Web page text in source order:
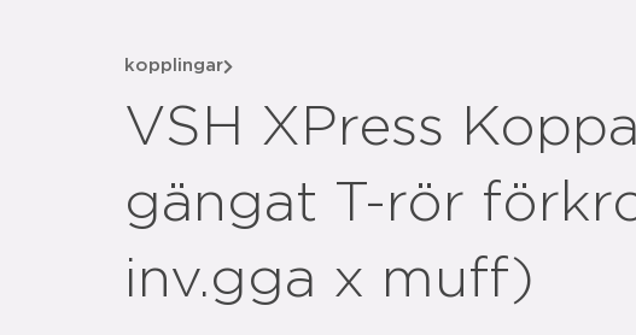
kopplingar
VSH XPress
gängat T-rör
inv.gga x muff)